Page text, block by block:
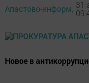
Апастово-информ, 31
Новое в